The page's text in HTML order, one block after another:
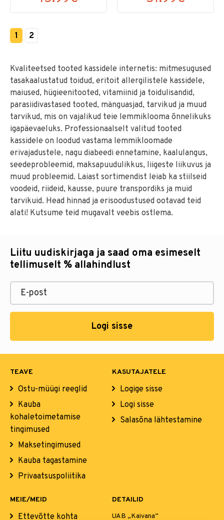
1 2
Kvaliteetsed tooted kassidele internetis: mitmesugused
tasakaalustatud toidud, eritoit allergilistele kassidele,
maiused, hügieenitooted, vitamiinid ja toidulisandid,
parasiidivastased tooted, mänguasjad, tarvikud ja muud
tarvikud, mis on vajalikud teie lemmiklooma õnnelikuks
igapäevaeluks. Professionaalselt valitud tooted
kassidele on loodud vastama lemmikloomade
erivajadustele, nagu diabeedi ennetamine, kaalulangus,
seedeprobleemid, maksapuudulikkus, liigeste liikuvus ja
muud probleemid. Laiast sortimendist leiab ka stiilseid
voodeid, riideid, kausse, puure transpordiks ja muid
tarvikuid. Head hinnad ja erisoodustused ootavad teid
alati! Kutsume teid mugavalt veebis ostlema.
Liitu uudiskirjaga ja saad oma esimeselt
tellimuselt % allahindlust
Logi sisse
TEAVE
Ostu-müügi reeglid
Kauba
kohaletoimetamise
tingimused
Maksetingimused
Kauba tagastamine
Privaatsuspoliitika
KASUTAJATELE
Logige sisse
Logi sisse
Salasõna lähtestamine
MEIE/MEID
Ettevõtte kohta
DETAILID
UAB „Kaivana”